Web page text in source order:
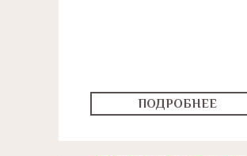
ПОДРОБНЕЕ